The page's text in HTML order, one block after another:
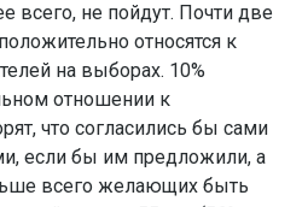
всего, не пойдут. Почти две
относятся к
на выборах. 10%
отношении к
что согласились бы сами
если бы им предложили, а
всего желающих быть